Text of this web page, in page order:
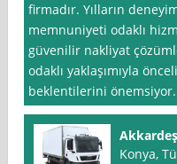
firmadır. Yılların
memnuniyeti odaklı
güvenilir nakliyat
odaklı yaklaşımıyla
beklentilerini
Konya,